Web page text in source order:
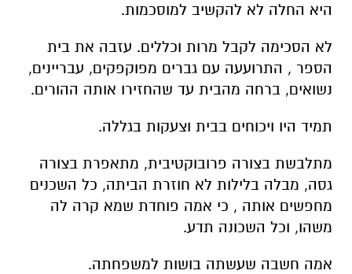
היא החלה לא להקשיב למוסכמות.
לא הסכימה לקבל מרות וכללים. עזבה את בית
הספר , התרועעה עם גברים מפוקפקים, עבריינים,
נשואים, ברחה מהבית עד שהחזירו אותה ההורים.
תמיד היו ויכוחים בבית וצעקות בגללה.
מתלבשת בצורה פרובוקטיבית, מתאפרת בצורה
גסה, מבלה בלילות לא חוזרת הביתה, כל השכנים
מחפשים אותה , כי אמה פוחדת שמא קרה לה
משהו, וכל השכונה תדע.
אמה חשבה שעשתה בושות למשפחתה.